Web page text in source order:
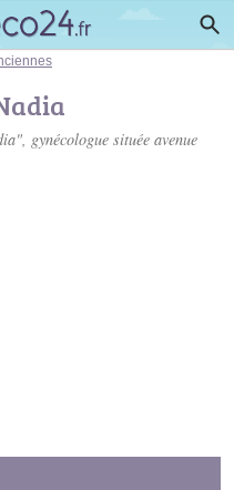
gynécologue située avenue